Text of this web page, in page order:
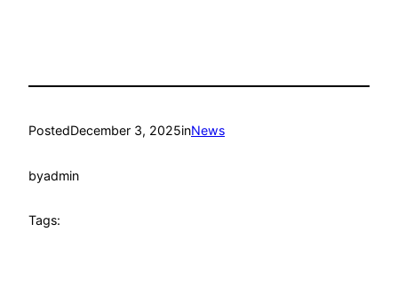
PostedDecember 3, 2025inNews
byadmin
Tags: